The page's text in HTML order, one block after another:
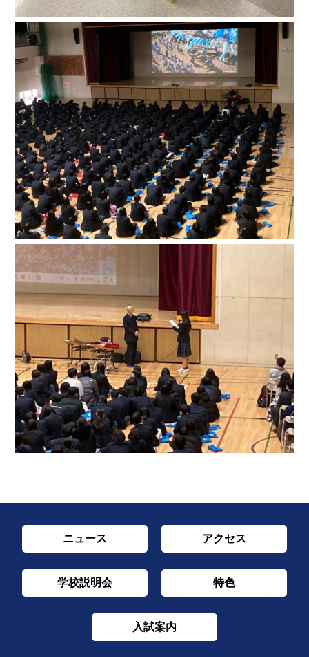
ニュース アクセス
学校説明会 特色
入試案内